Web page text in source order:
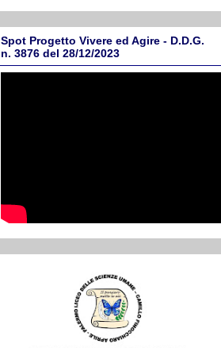
Spot Progetto Vivere ed Agire - D.D.G.
n. 3876 del 28/12/2023